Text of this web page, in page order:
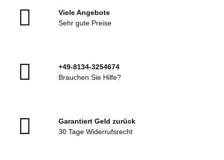
Viele Angebote
Sehr gute Preise
+49-8134-3254674
Brauchen Sie Hilfe?
Garantiert Geld zurück
30 Tage Widerrufsrecht